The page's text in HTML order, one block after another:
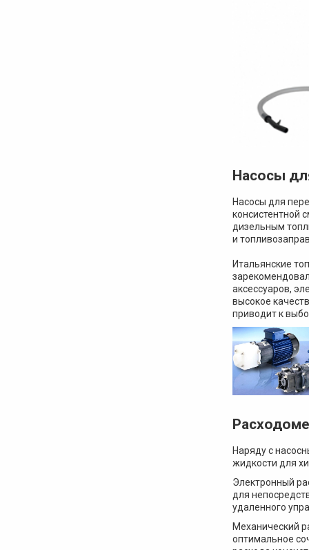
Насосы
Насосы для
консистентной
дизельным
и
Итальянские
аксессуаров,
высокое
приводит к
Наряду с
жидкости для
Электронный
для
удаленного
Механический
оптимальное